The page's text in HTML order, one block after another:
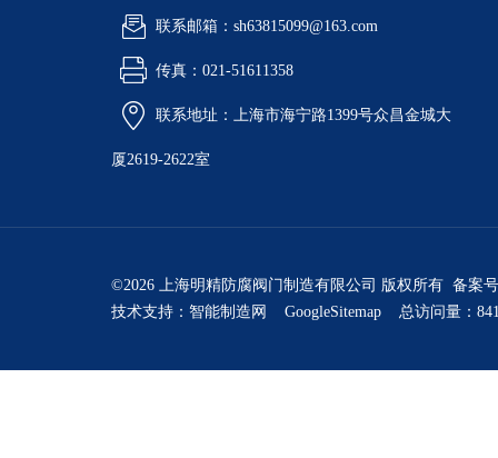
联系邮箱：sh63815099@163.com
传真：021-51611358
联系地址：上海市海宁路1399号众昌金城大
厦2619-2622室
©2026 上海明精防腐阀门制造有限公司 版权所有 备案
技术支持： 智能制造网 GoogleSitemap 总访问量：